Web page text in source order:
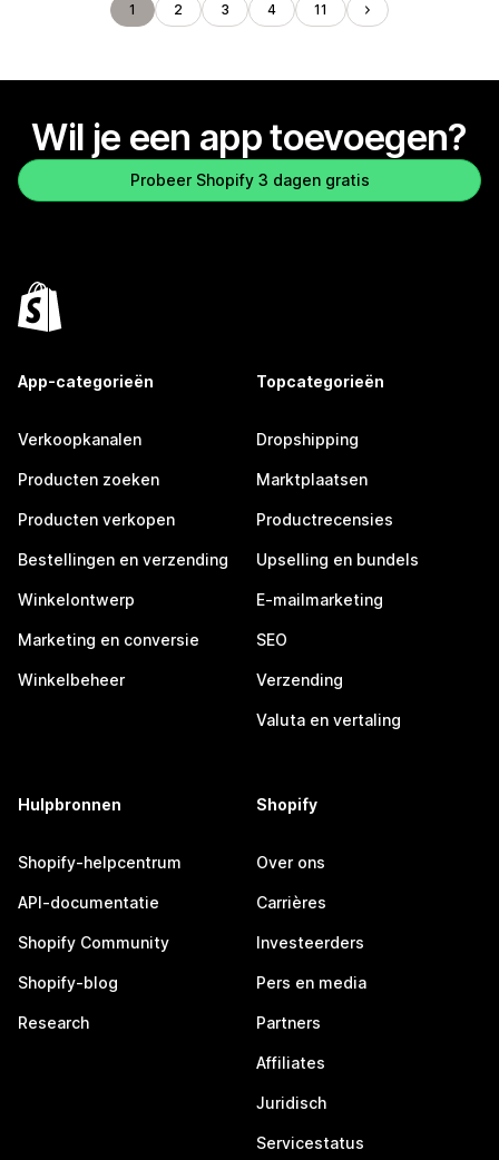
1 2 3 4 11
Wil je een app toevoegen?
Probeer Shopify 3 dagen gratis
App-categorieën
Verkoopkanalen
Producten zoeken
Producten verkopen
Bestellingen en verzending
Winkelontwerp
Marketing en conversie
Winkelbeheer
Topcategorieën
Dropshipping
Marktplaatsen
Productrecensies
Upselling en bundels
E-mailmarketing
SEO
Verzending
Valuta en vertaling
Hulpbronnen
Shopify-helpcentrum
API-documentatie
Shopify Community
Shopify-blog
Research
Shopify
Over ons
Carrières
Investeerders
Pers en media
Partners
Affiliates
Juridisch
Servicestatus